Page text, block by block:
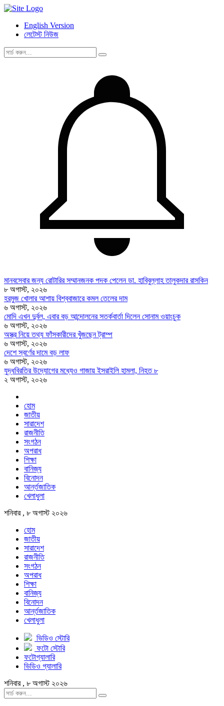
English Version
লেটেস্ট নিউজ
মানবসেবার জন্য রোটারির সম্মানজনক পদক পেলেন ডা. হাবিবুল্লাহ তালুকদার রাসকিন
৮ অগাস্ট, ২০২৬
হরমুজ খোলার আশায় বিশ্ববাজারে কমল তেলের দাম
৬ অগাস্ট, ২০২৬
মোদি এখন দুর্বল, এবার বড় আন্দোলনের সতর্কবার্তা দিলেন সোনাম ওয়াংচুক
৬ অগাস্ট, ২০২৬
অস্ত্র নিয়ে তথ্য ফাঁসকারীদের খুঁজছেন ট্রাম্প
৬ অগাস্ট, ২০২৬
দেশে স্বর্ণের দামে বড় লাফ
৬ অগাস্ট, ২০২৬
যুদ্ধবিরতির উদ্যোগের মধ্যেও গাজায় ইসরাইলি হামলা, নিহত ৮
২ অগাস্ট, ২০২৬
হোম
জাতীয়
সারাদেশ
রাজনীতি
সংগঠন
অপরাধ
শিক্ষা
বানিজ্য
বিনোদন
আর্ন্তজাতিক
খেলাধুলা
শনিবার , ৮ অগাস্ট ২০২৬
হোম
জাতীয়
সারাদেশ
রাজনীতি
সংগঠন
অপরাধ
শিক্ষা
বানিজ্য
বিনোদন
আর্ন্তজাতিক
খেলাধুলা
ভিডিও স্টোরি
ফটো স্টোরি
ফটোগ্যালারি
ভিডিও গ্যালারি
শনিবার , ৮ অগাস্ট ২০২৬